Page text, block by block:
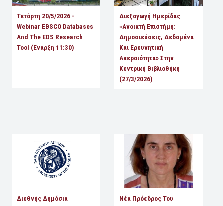
Τετάρτη 20/5/2026 -
Webinar EBSCO Databases
And The EDS Research
Tool (έναρξη 11:30)
Διεξαγωγή Ημερίδας
«Ανοικτή Επιστήμη:
Δημοσιεύσεις, Δεδομένα
Και Ερευνητική
Ακεραιότητα» Στην
Κεντρική Βιβλιοθήκη
(27/3/2026)
Διεθνής Δημόσια
Νέα Πρόεδρος Του